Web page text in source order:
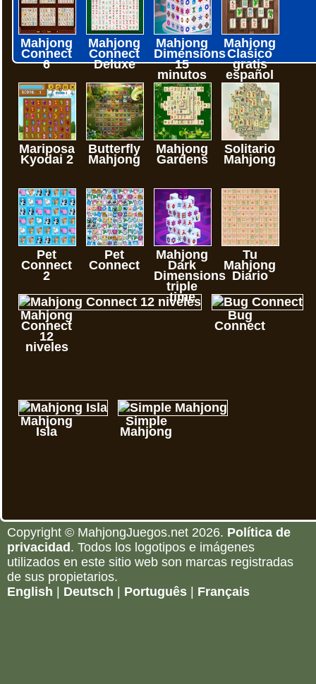
Mahjong
Connect
6
Mahjong
Connect
Deluxe
Mahjong
Dimensions
15
minutos
Mahjong
Clasico
gratis
español
Mariposa
Kyodai 2
Butterfly
Mahjong
Mahjong
Gardens
Solitario
Mahjong
Pet
Connect
2
Pet
Connect
Mahjong
Dark
Dimensions
triple
time
Tu
Mahjong
Diario
Mahjong
Connect
12
niveles
Bug
Connect
Mahjong
Isla
Simple
Mahjong
Copyright © MahjongJuegos.net 2026. Política de
privacidad. Todos los logotipos e imágenes
utilizados en este sitio web son marcas registradas
de sus propietarios.
English | Deutsch | Português | Français